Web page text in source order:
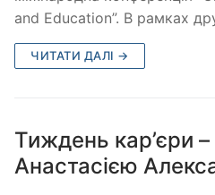
and Education”. В рамках
ЧИТАТИ ДАЛІ →
Тиждень кар’єри –
Анастасією